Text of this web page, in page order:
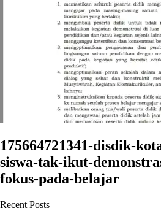
175664721341-disdik-
siswa-tak-ikut-
fokus-pada-belajar
Recent Posts